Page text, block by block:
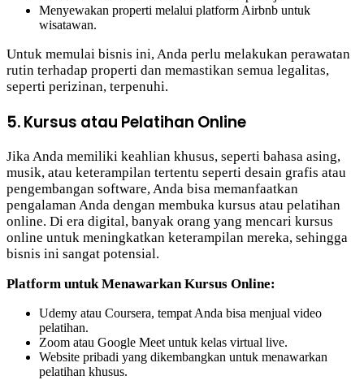
Menyewakan properti melalui platform Airbnb untuk
wisatawan.
Untuk memulai bisnis ini, Anda perlu melakukan perawatan
rutin terhadap properti dan memastikan semua legalitas,
seperti perizinan, terpenuhi.
5. Kursus atau Pelatihan Online
Jika Anda memiliki keahlian khusus, seperti bahasa asing,
musik, atau keterampilan tertentu seperti desain grafis atau
pengembangan software, Anda bisa memanfaatkan
pengalaman Anda dengan membuka kursus atau pelatihan
online. Di era digital, banyak orang yang mencari kursus
online untuk meningkatkan keterampilan mereka, sehingga
bisnis ini sangat potensial.
Platform untuk Menawarkan Kursus Online:
Udemy atau Coursera, tempat Anda bisa menjual video
pelatihan.
Zoom atau Google Meet untuk kelas virtual live.
Website pribadi yang dikembangkan untuk menawarkan
pelatihan khusus.